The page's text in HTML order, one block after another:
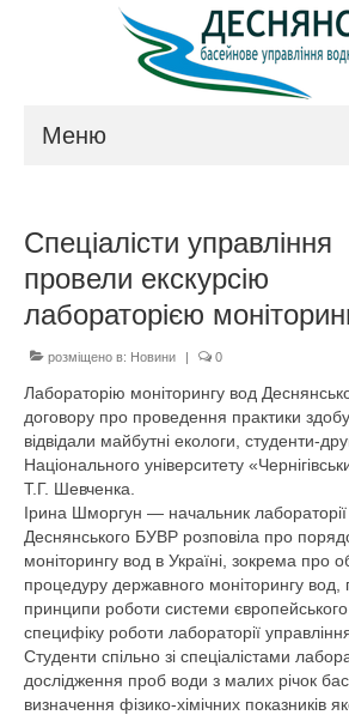
Меню
Керівництво
Положення
Структура
Технічна рада
Законодавство
Контакти
Діяльність
Водогосподарська
Управління водними
Поверхневі води
Спеціалісти управління
провели екскурсію
лабораторією
розміщено в: Новини | 0
Лабораторію моніторингу вод
договору про проведення практики
відвідали майбутні екологи, студенти-
Національного університету
Т.Г. Шевченка.
Ірина Шморгун — начальник лабораторії
Деснянського БУВР розповіла про
моніторингу вод в Україні, зокрема про
процедуру державного моніторингу вод,
принципи роботи системи
специфіку роботи лабораторії
Студенти спільно зі спеціалістами
дослідження проб води з малих річок
визначення фізико-хімічних показників